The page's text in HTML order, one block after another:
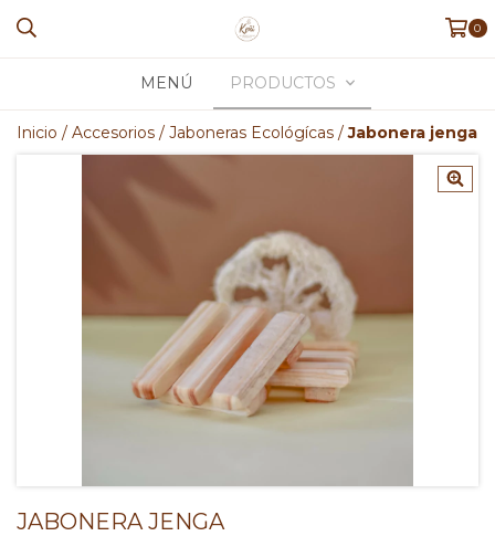
0
MENÚ PRODUCTOS
Inicio / Accesorios / Jaboneras Ecológícas / Jabonera jenga
JABONERA JENGA